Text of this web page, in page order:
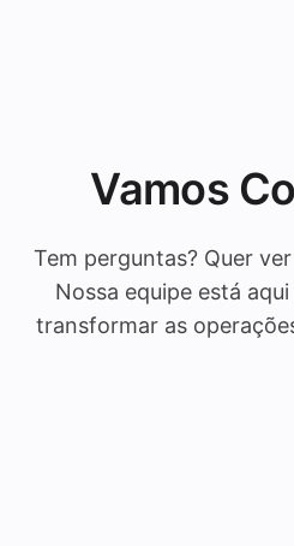
Vamos
Tem perguntas? Quer
Nossa equipe está
transformar as